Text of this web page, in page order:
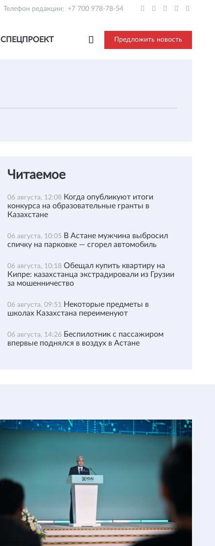
Телефон редакции: +7 700 978-78-54
СПЕЦПРОЕКТ Предложить новость
Читаемое
06 августа, 12:08 Когда опубликуют итоги
конкурса на образовательные гранты в
Казахстане
06 августа, 10:05 В Астане мужчина выбросил
спичку на парковке — сгорел автомобиль
06 августа, 10:18 Обещал купить квартиру на
Кипре: казахстанца экстрадировали из Грузии
за мошенничество
06 августа, 09:51 Некоторые предметы в
школах Казахстана переименуют
06 августа, 14:26 Беспилотник с пассажиром
впервые поднялся в воздух в Астане